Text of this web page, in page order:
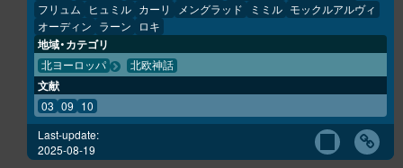
フリュム
ヒュミル カーリ メングラッド ミミル モックルアルヴィ
オーディン ラーン ロキ
地域・カテゴリ
北ヨーロッパ 北欧神話
文献
03 09 10
Last-update:
2025-08-19